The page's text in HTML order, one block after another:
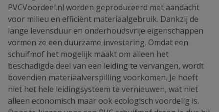
PVCVoordeel.nl worden geproduceerd met aandacht
voor milieu en efficiënt materiaalgebruik. Dankzij de
lange levensduur en onderhoudsvrije eigenschappen
vormen ze een duurzame investering. Omdat een
schuifmof het mogelijk maakt om alleen het
beschadigde deel van een leiding te vervangen, wordt
bovendien materiaalverspilling voorkomen. Je hoeft
niet het hele leidingsysteem te vernieuwen, wat niet
alleen economisch maar ook ecologisch voordelig is.